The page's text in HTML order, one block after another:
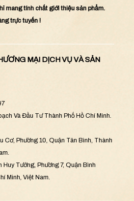
mang tính chất giới thiệu sản phẩm.
trực tuyến !
MẠI DỊCH VỤ VÀ SẢN
Và Đầu Tư Thành Phố Hồ Chí Minh.
Cơ, Phường 10, Quận Tân Bình, Thành
Huy Tưởng, Phường 7, Quận Bình
Minh, Việt Nam.